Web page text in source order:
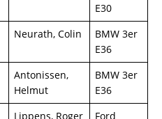
E30
Neurath, Colin
BMW 3er
E36
Antonissen,
Helmut
BMW 3er
E36
Lippens, Roger Ford